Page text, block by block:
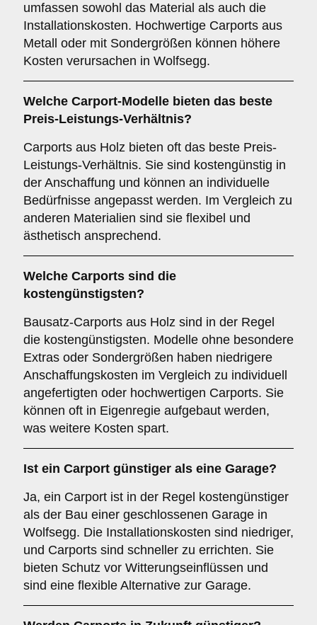
umfassen sowohl das Material als auch die
Installationskosten. Hochwertige Carports aus
Metall oder mit Sondergrößen können höhere
Kosten verursachen in Wolfsegg.
Welche Carport-Modelle bieten das beste
Preis-Leistungs-Verhältnis?
Carports aus Holz bieten oft das beste Preis-
Leistungs-Verhältnis. Sie sind kostengünstig in
der Anschaffung und können an individuelle
Bedürfnisse angepasst werden. Im Vergleich zu
anderen Materialien sind sie flexibel und
ästhetisch ansprechend.
Welche Carports sind die
kostengünstigsten?
Bausatz-Carports aus Holz sind in der Regel
die kostengünstigsten. Modelle ohne besondere
Extras oder Sondergrößen haben niedrigere
Anschaffungskosten im Vergleich zu individuell
angefertigten oder hochwertigen Carports. Sie
können oft in Eigenregie aufgebaut werden,
was weitere Kosten spart.
Ist ein Carport günstiger als eine Garage?
Ja, ein Carport ist in der Regel kostengünstiger
als der Bau einer geschlossenen Garage in
Wolfsegg. Die Installationskosten sind niedriger,
und Carports sind schneller zu errichten. Sie
bieten Schutz vor Witterungseinflüssen und
sind eine flexible Alternative zur Garage.